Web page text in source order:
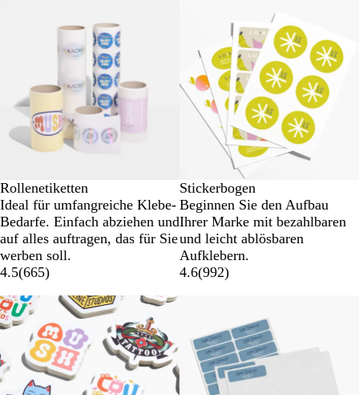
Rollenetiketten
Ideal für umfangreiche Klebe-
Bedarfe. Einfach abziehen und
auf alles auftragen, das für Sie
werben soll.
4.5(665)
Stickerbogen
Beginnen Sie den Aufbau
Ihrer Marke mit bezahlbaren
und leicht ablösbaren
Aufklebern.
4.6(992)
Neue Optionen